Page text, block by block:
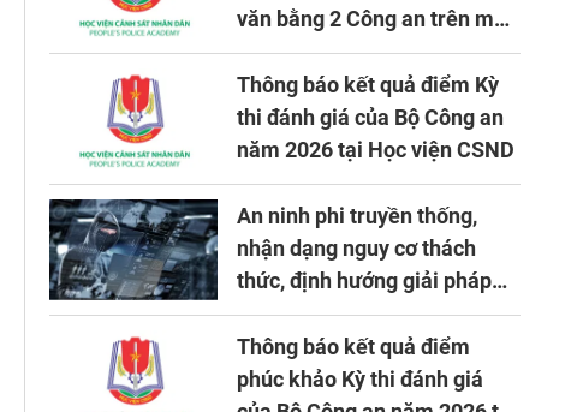
văn bằng 2 Công an trên máy
tính
Thông báo kết quả điểm Kỳ
thi đánh giá của Bộ Công an
năm 2026 tại Học viện CSND
An ninh phi truyền thống,
nhận dạng nguy cơ thách
thức, định hướng giải pháp
đảm bảo an ninh quốc gia
trong tình hình hiện nay
Thông báo kết quả điểm
phúc khảo Kỳ thi đánh giá